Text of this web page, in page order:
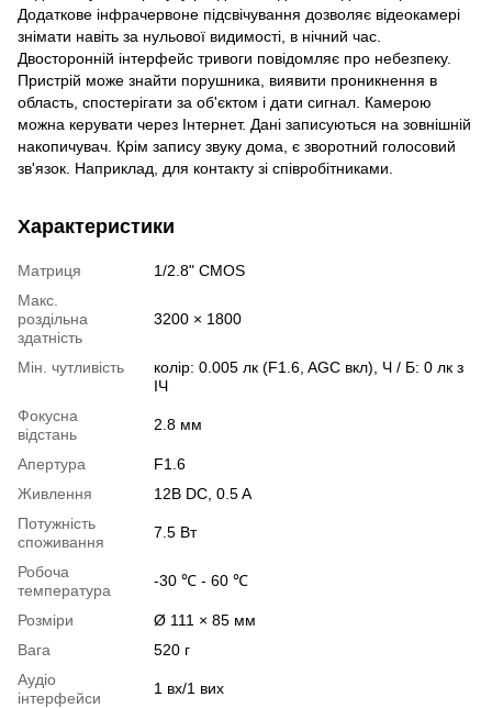
Додаткове інфрачервоне підсвічування дозволяє відеокамері
знімати навіть за нульової видимості, в нічний час.
Двосторонній інтерфейс тривоги повідомляє про небезпеку.
Пристрій може знайти порушника, виявити проникнення в
область, спостерігати за об'єктом і дати сигнал. Камерою
можна керувати через Інтернет. Дані записуються на зовнішній
накопичувач. Крім запису звуку дома, є зворотний голосовий
зв'язок. Наприклад, для контакту зі співробітниками.
Характеристики
Матриця
1/2.8" CMOS
Макс.
роздільна
здатність
3200 × 1800
Мін. чутливість
колір: 0.005 лк (F1.6, AGC вкл), Ч / Б: 0 лк з
ІЧ
Фокусна
відстань
2.8 мм
Апертура
F1.6
Живлення
12В DC, 0.5 A
Потужність
споживання
7.5 Вт
Робоча
температура
-30 ℃ - 60 ℃
Розміри
Ø 111 × 85 мм
Вага
520 г
Аудіо
інтерфейси
1 вх/1 вих